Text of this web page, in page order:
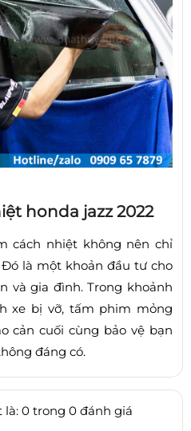
honda jazz 2022
cách nhiệt không nên chỉ
là một khoản đầu tư cho
và gia đình. Trong khoảnh
xe bị vỡ, tấm phim mỏng
cản cuối cùng bảo vệ bạn
đáng có.
là: 0 trong 0 đánh giá